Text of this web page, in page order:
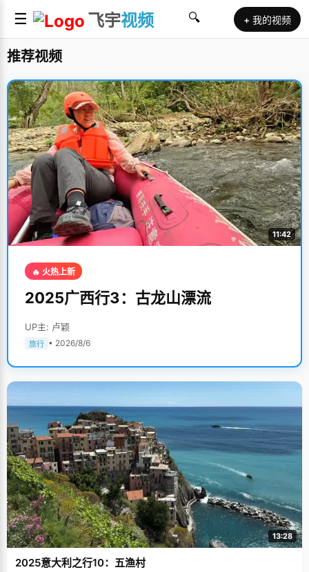
☰ 飞宇视频 🔍 + 我的视频
推荐视频
11:42
🔥 火热上新
2025广西行3：古龙山漂流
UP主: 卢颖
旅行 • 2026/8/6
13:28
2025意大利之行10：五渔村